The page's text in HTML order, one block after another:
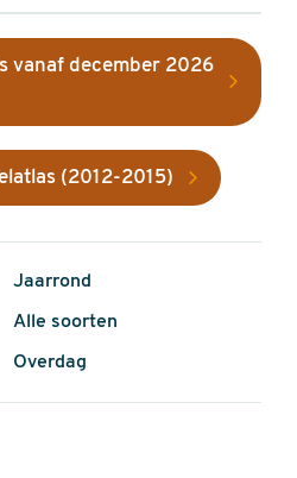
vanaf december 2026
(2012-2015)
Jaarrond
Alle soorten
Overdag